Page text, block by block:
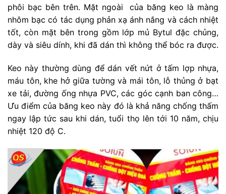
phôi bạc bên trên. Mặt ngoài của băng keo là màng
nhôm bạc có tác dụng phản xạ ánh nắng và cách nhiệt
tốt, còn mặt bên trong gồm lớp mủ Bytul đặc chủng,
dày và siêu dính, khi đã dán thì không thể bóc ra được.
Keo này thường dùng để dán vết nứt ở tấm lợp nhựa,
máu tôn, khe hở giữa tường và mái tôn, lỗ thủng ở bạt
xe tải, đường ống nhựa PVC, các góc cạnh ban công…
Ưu điểm của băng keo này đó là khả năng chống thấm
ngay lập tức sau khi dán, tuổi thọ lên tới 10 năm, chịu
nhiệt 120 độ C.